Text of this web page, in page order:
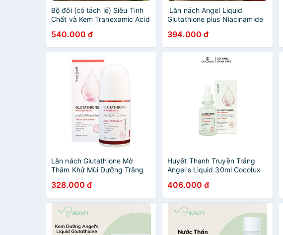
Bộ đôi (có tách lẻ) Siêu Tinh
Chất và Kem Tranexamic Acid
Liquid
540.000 đ
Lăn nách Angel Liquid
Glutathione plus Niacinamide
394.000 đ
Lăn nách Glutathione Mờ
Thâm Khử Mùi Dưỡng Trắng
Mart
328.000 đ
Huyết Thanh Truyền Trắng
Angel's Liquid 30ml Cocolux
406.000 đ